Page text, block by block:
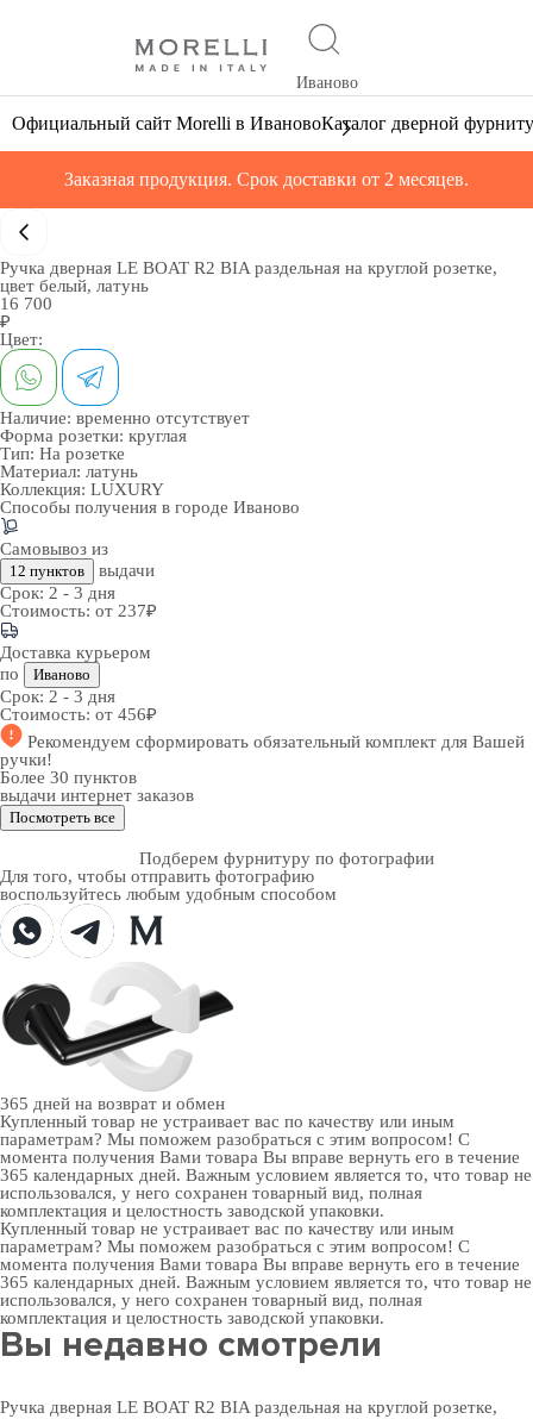
Иваново
Официальный сайт Morelli в ИвановоКаталог дверной
Заказная продукция. Срок доставки от 2 месяцев.
Ручка дверная LE BOAT R2 BIA раздельная на круглой розетке,
цвет белый, латунь
16 700
₽
Цвет:
Наличие: временно отсутствует
Форма розетки: круглая
Тип: На розетке
Материал: латунь
Коллекция: LUXURY
Способы получения в городе Иваново
Самовывоз из
12 пунктов
выдачи
Срок: 2 - 3 дня
Стоимость: от 237₽
Доставка курьером
по
Иваново
Срок: 2 - 3 дня
Стоимость: от 456₽
Рекомендуем сформировать обязательный комплект для Вашей
ручки!
Более 30 пунктов
выдачи интернет заказов
Посмотреть все
Подберем фурнитуру по фотографии
Для того, чтобы отправить фотографию
воспользуйтесь любым удобным способом
365 дней на возврат и обмен
Купленный товар не устраивает вас по качеству или иным
параметрам? Мы поможем разобраться с этим вопросом! С
момента получения Вами товара Вы вправе вернуть его в течение
365 календарных дней. Важным условием является то, что товар не
использовался, у него сохранен товарный вид, полная
комплектация и целостность заводской упаковки.
Купленный товар не устраивает вас по качеству или иным
параметрам? Мы поможем разобраться с этим вопросом! С
момента получения Вами товара Вы вправе вернуть его в течение
365 календарных дней. Важным условием является то, что товар не
использовался, у него сохранен товарный вид, полная
комплектация и целостность заводской упаковки.
Вы недавно смотрели
Ручка дверная LE BOAT R2 BIA раздельная на круглой розетке,